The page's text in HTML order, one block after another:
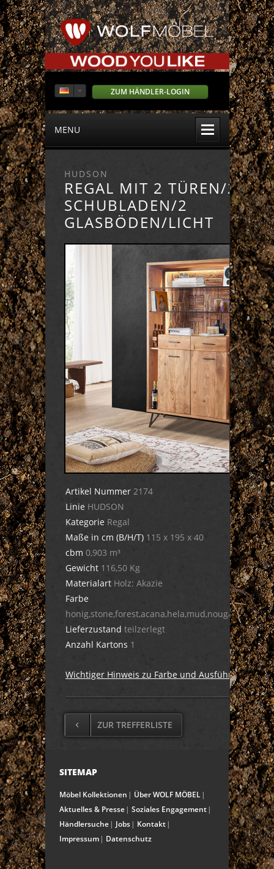
ZUM HÄNDLER-LOGIN
MENU
HUDSON
REGAL MIT 2 TÜREN/2
SCHUBLADEN/2
GLASBÖDEN/LICHT
Artikel Nummer 2174
Linie HUDSON
Kategorie Regal
Maße in cm (B/H/T) 115 x 195 x 40
cbm 0,903 m³
Gewicht 116,50 Kg
Materialart Holz: Akazie
Farbe
honig,stone,forest,acana,hela,mud,nougat,dula,ciga
Lieferzustand teilzerlegt
Anzahl Kartons 1
Wichtiger Hinweis zu Farbe und Ausführung
ZUR TREFFERLISTE
SITEMAP
Möbel Kollektionen
Über WOLF MÖBEL
Aktuelles & Presse
Soziales Engagement
Händlersuche
Jobs
Kontakt
Impressum
Datenschutz